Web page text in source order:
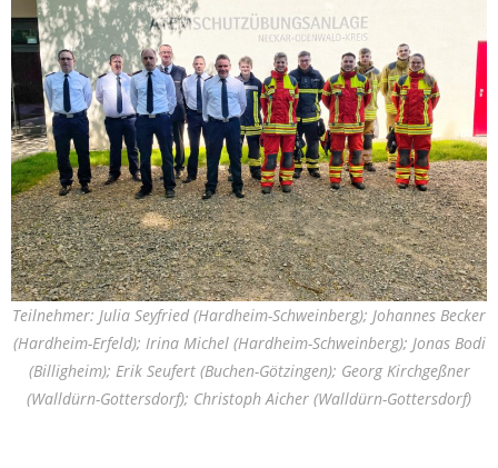
Teilnehmer: Julia Seyfried (Hardheim-Schweinberg); Johannes Becker
(Hardheim-Erfeld); Irina Michel (Hardheim-Schweinberg); Jonas Bodi
(Billigheim); Erik Seufert (Buchen-Götzingen); Georg Kirchgeßner
(Walldürn-Gottersdorf); Christoph Aicher (Walldürn-Gottersdorf)